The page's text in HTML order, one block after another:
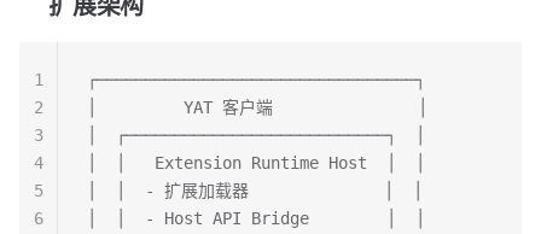
扩展架构
┌─────────────────────────────────┐
│         YAT 客户端               │
│  ┌───────────────────────────┐  │
│  │   Extension Runtime Host  │  │
│  │  - 扩展加载器              │  │
│  │  - Host API Bridge        │  │
1
2
3
4
5
6